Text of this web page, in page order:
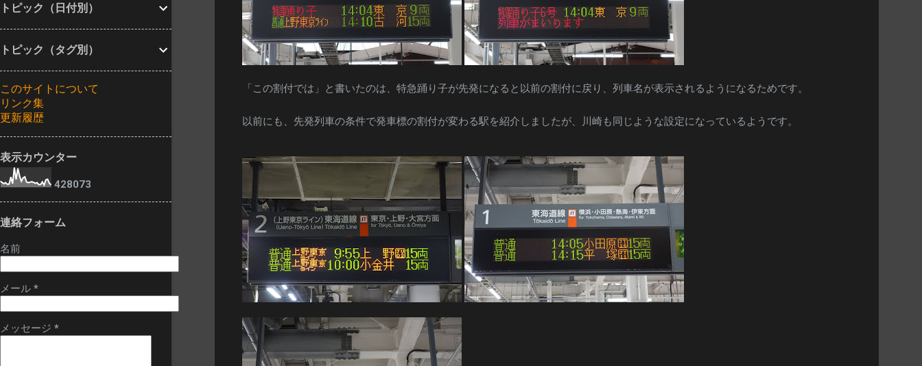
「この割付では」と書いたのは、特急踊り子が先発になると以前の割付に戻り、列車名が表示されるようになるためです。
以前にも、先発列車の条件で発車標の割付が変わる駅を紹介しましたが、川崎も同じような設定になっているようです。
く、左側数桁分が
マルチカラーで表
示される中央西改
ン等一部が新しい
われます。 中央･
更ありません。 交
換された発車標
いません。
段の発車標で、上2
示がされる模様で
す。
トピック（日付別）
トピック（タグ別）
このサイトについて
リンク集
更新履歴
表示カウンター
428073
連絡フォーム
名前
メール *
メッセージ *